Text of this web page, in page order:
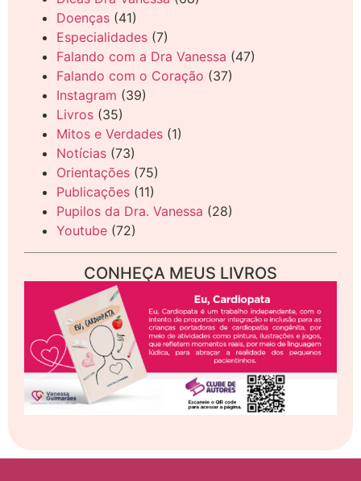
Doenças (41)
Especialidades (7)
Falando com a Dra Vanessa (47)
Falando com o Coração (37)
Instagram (39)
Livros (35)
Mitos e Verdades (1)
Notícias (73)
Orientações (75)
Publicações (11)
Pupilos da Dra. Vanessa (28)
Youtube (72)
CONHEÇA MEUS LIVROS